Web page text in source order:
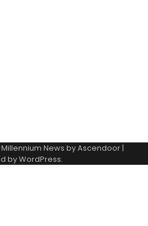
Millennium News byAscendoor|
byWordPress.